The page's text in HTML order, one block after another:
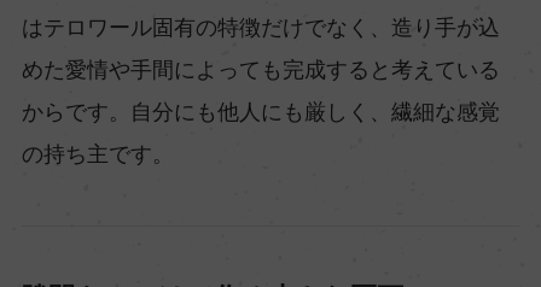
はテロワール固有の特徴だけでなく、造り手が込
めた愛情や手間によっても完成すると考えている
からです。自分にも他人にも厳しく、繊細な感覚
の持ち主です。